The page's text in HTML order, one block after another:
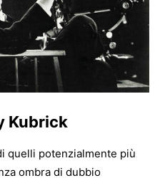
Kubrick
quelli potenzialmente più
ombra di dubbio